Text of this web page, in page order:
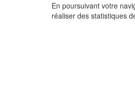
En poursuivant votre
réaliser des statistiques